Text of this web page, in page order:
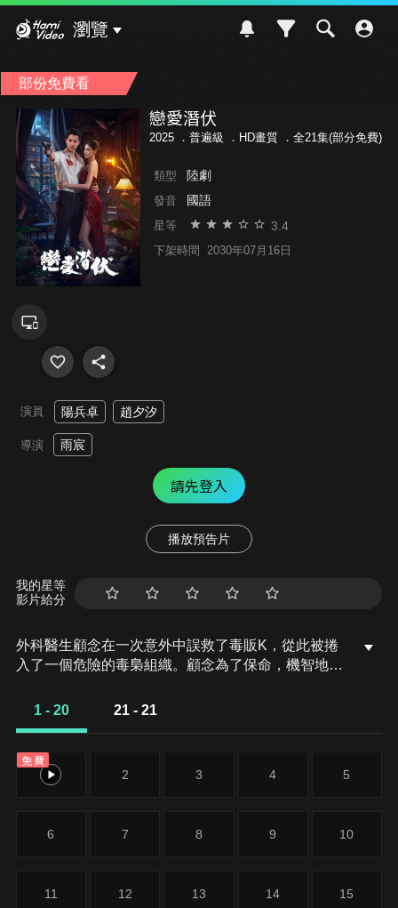
瀏覽
部份免費看
戀愛潛伏
2025 ． 普遍級 ．HD畫質 ．全21集(部分免費)
類型 陸劇
發音 國語
星等 3.4
下架時間 2030年07月16日
演員 陽兵卓 趙夕汐
導演 雨宸
請先登入
播放預告片
我的星等
影片給分
外科醫生顧念在一次意外中誤救了毒販K，從此被捲
入了一個危險的毒梟組織。顧念為了保命，機智地與
愫。K為了保護顧念，選擇與毒梟同歸於盡，生死不
1 - 20 21 - 21
免費
1 2 3 4 5
6 7 8 9 10
11 12 13 14 15